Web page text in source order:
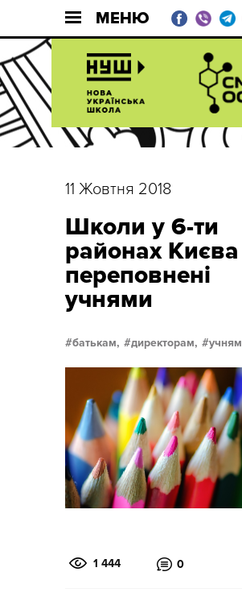
МЕНЮ
11 Жовтня 2018
Школи у 6-ти
районах Києва
переповнені
учнями
батькам, директорам, учням
1 444 0